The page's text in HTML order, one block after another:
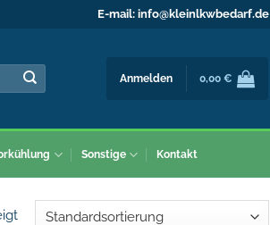
E-mail:info@kleinlkwbedarf.de
Anmelden 0,00 €
Sonstige Kontakt